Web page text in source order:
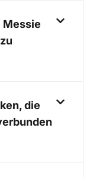
Messie
die